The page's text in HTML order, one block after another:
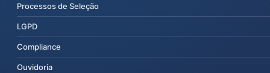
Processos de Seleção
LGPD
Compliance
Ouvidoria